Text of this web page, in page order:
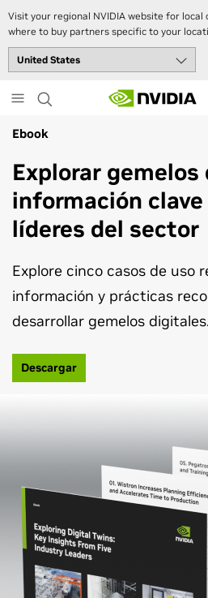
Visit your regional NVIDIA website for local
where to buy partners specific to your
to
content
Ebook
Explorar
información
líderes del sector
Explore cinco casos de uso
información y prácticas
desarrollar gemelos digitales.
Descargar